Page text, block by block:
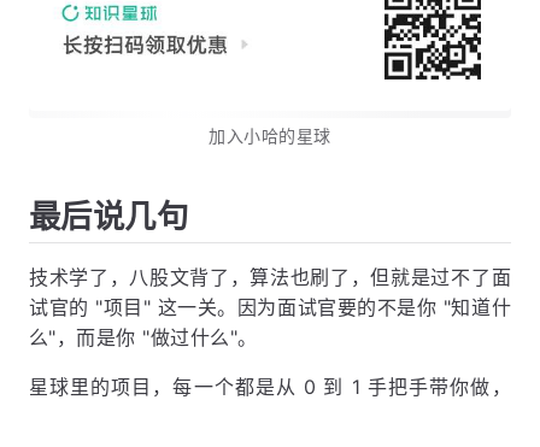
加入小哈的星球
最后说几句
技术学了，八股文背了，算法也刷了，但就是过不了面
试官的 "项目" 这一关。因为面试官要的不是你 "知道什
么"，而是你 "做过什么"。
星球里的项目，每一个都是从 0 到 1 手把手带你做，